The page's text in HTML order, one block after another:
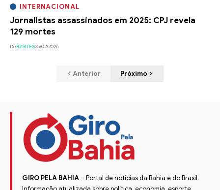
INTERNACIONAL
Jornalistas assassinados em 2025: CPJ revela
129 mortes
DeR2SITES25/02/2026
Anterior Próximo
GIRO PELA BAHIA– Portal de notícias da Bahia e do Brasil.